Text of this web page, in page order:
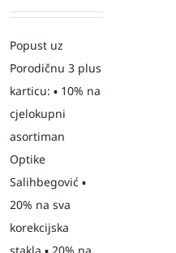
Popust uz
Porodičnu 3 plus
karticu: ▪️ 10% na
cjelokupni
asortiman
Optike
Salihbegović ▪️
20% na sva
korekcijska
stakla ▪️ 20% na